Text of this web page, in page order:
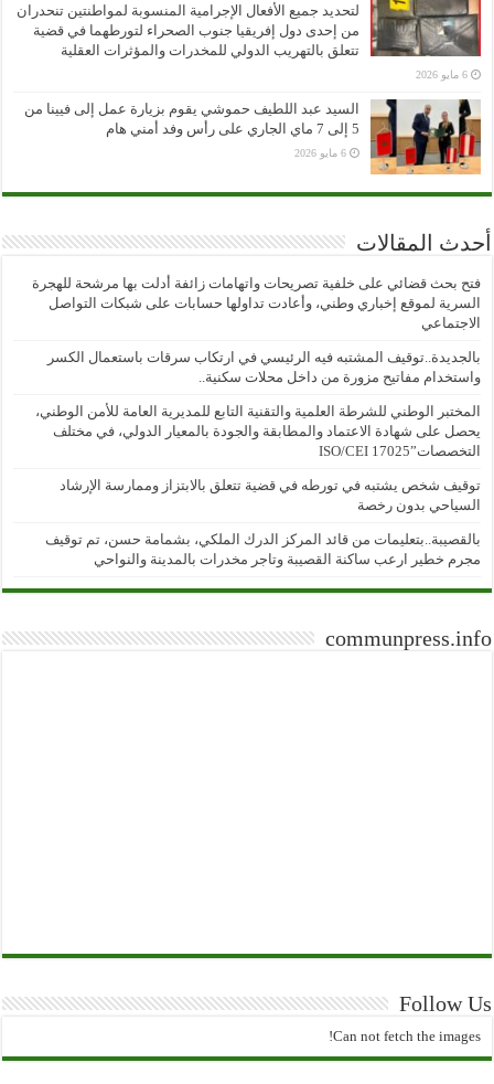
لتحديد جميع الأفعال الإجرامية المنسوبة لمواطنتين تنحدران
من إحدى دول إفريقيا جنوب الصحراء لتورطهما في قضية
تتعلق بالتهريب الدولي للمخدرات والمؤثرات العقلية
6 مايو 2026
السيد عبد اللطيف حموشي يقوم بزيارة عمل إلى فيينا من
5 إلى 7 ماي الجاري على رأس وفد أمني هام
6 مايو 2026
أحدث المقالات
فتح بحث قضائي على خلفية تصريحات واتهامات زائفة أدلت بها مرشحة للهجرة
السرية لموقع إخباري وطني، وأعادت تداولها حسابات على شبكات التواصل
الاجتماعي
بالجديدة..توقيف المشتبه فيه الرئيسي في ارتكاب سرقات باستعمال الكسر
واستخدام مفاتيح مزورة من داخل محلات سكنية..
المختبر الوطني للشرطة العلمية والتقنية التابع للمديرية العامة للأمن الوطني،
يحصل على شهادة الاعتماد والمطابقة والجودة بالمعيار الدولي، في مختلف
التخصصات”ISO/CEI 17025
توقيف شخص يشتبه في تورطه في قضية تتعلق بالابتزاز وممارسة الإرشاد
السياحي بدون رخصة
بالقصيبة..بتعليمات من قائد المركز الدرك الملكي، بشمامة حسن، تم توقيف
مجرم خطير ارعب ساكنة القصيبة وتاجر مخدرات بالمدينة والنواحي
communpress.info
Follow Us
Can not fetch the images!